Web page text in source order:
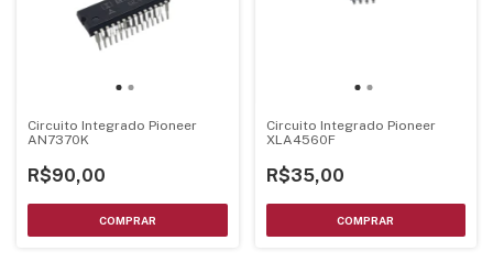
Circuito Integrado Pioneer
AN7370K
R$90,00
Circuito Integrado Pioneer
XLA4560F
R$35,00